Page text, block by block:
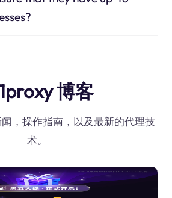
博客
，操作指南，以及最新的代理技
术。